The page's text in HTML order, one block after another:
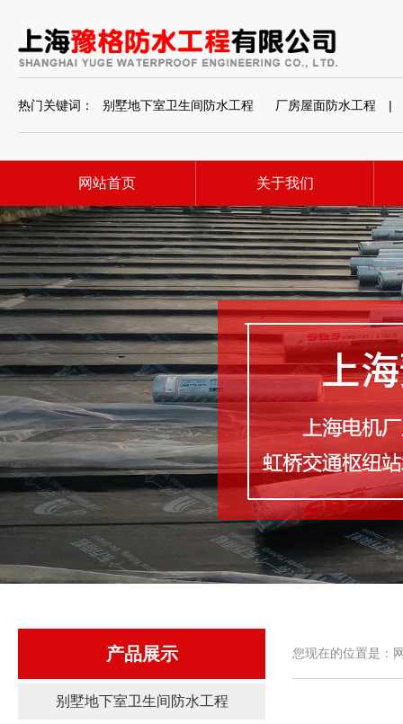
热门关键词： 别墅地下室卫生间防水工程 厂房屋面防水工程 |
网站首页 关于我们
产品展示
别墅地下室卫生间防水工程
您现在的位置是：